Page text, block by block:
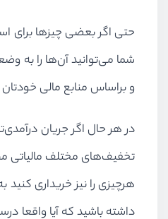
حتی اگر بعضی چیزها برای
شما می‌توانید آن‌ها را به
و براساس منابع مالی
در هر حال اگر جریان
تخفیف‌های مختلف مالیاتی
هرچیزی را نیز خریداری
داشته باشید که آیا واقعا